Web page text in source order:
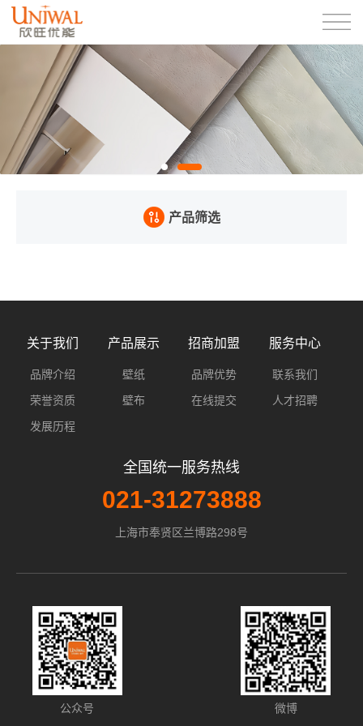
产品筛选
关于我们
品牌介绍
荣誉资质
发展历程
产品展示
壁纸
壁布
招商加盟
品牌优势
在线提交
服务中心
联系我们
人才招聘
全国统一服务热线
021-31273888
上海市奉贤区兰博路298号
公众号 微博